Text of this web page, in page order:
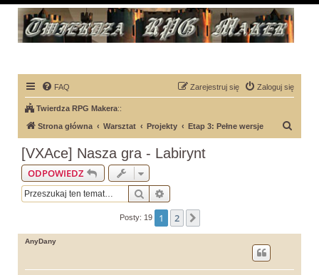
FAQ Zaloguj się
Zarejestruj się
Twierdza RPG Makera::
Strona główna Warsztat Projekty Etap 3: Pełne wersje
[VXAce] Nasza gra - Labirynt
ODPOWIEDZ
Szukaj
Posty: 19 1 2
AnyDany